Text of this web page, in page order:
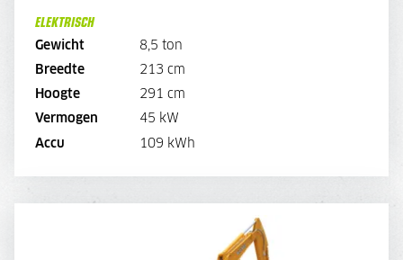
ELEKTRISCH
Gewicht
8,5 ton
Breedte
213 cm
Hoogte
291 cm
Vermogen
45 kW
Accu
109 kWh
180,-
KATO 85V